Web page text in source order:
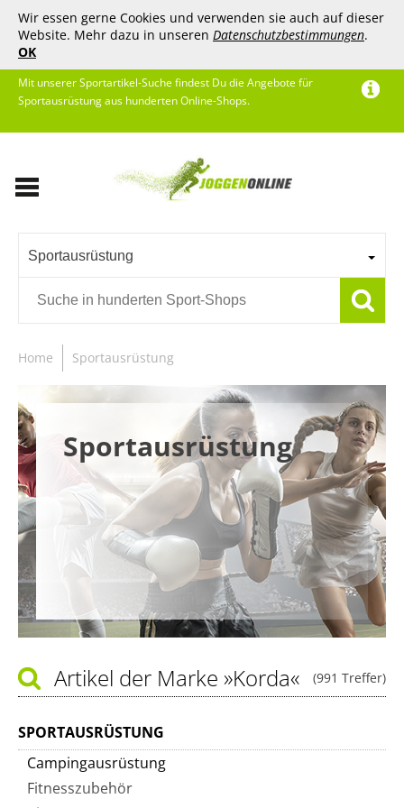
Wir essen gerne Cookies und verwenden sie auch auf dieser
Website. Mehr dazu in unseren Datenschutzbestimmungen.
OK
Mit unserer Sportartikel-Suche findest Du die Angebote für
Sportausrüstung aus hunderten Online-Shops.
Sportausrüstung
Home Sportausrüstung
Sportausrüstung
(991 Treffer)
Artikel der Marke »Korda«
SPORTAUSRÜSTUNG
Campingausrüstung
Fitnesszubehör